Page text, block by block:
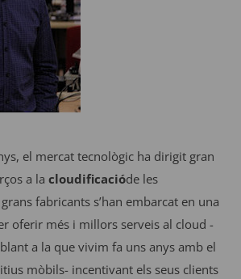
el mercat tecnològic ha dirigit gran
a la cloudificacióde les
fabricants s’han embarcat en una
oferir més i millors serveis al cloud -
a la que vivim fa uns anys amb el
mòbils- incentivant els seus clients